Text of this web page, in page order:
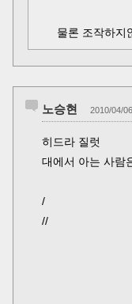
물론 조작하지
노승현 2010/04/
히드라 질럿
대에서 아는 사람
/
//